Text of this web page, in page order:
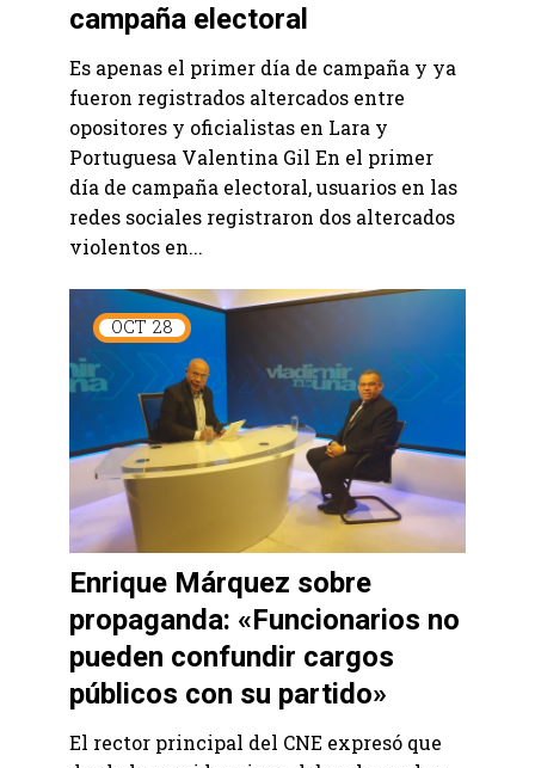
campaña electoral
Es apenas el primer día de campaña y ya
fueron registrados altercados entre
opositores y oficialistas en Lara y
Portuguesa Valentina Gil En el primer
día de campaña electoral, usuarios en las
redes sociales registraron dos altercados
violentos en...
OCT 28
Enrique Márquez sobre
propaganda: «Funcionarios no
pueden confundir cargos
públicos con su partido»
El rector principal del CNE expresó que